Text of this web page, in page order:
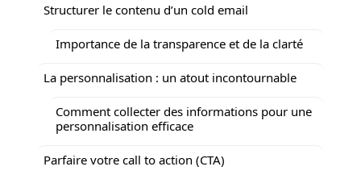
Structurer le contenu d’un cold email
Importance de la transparence et de la clarté
La personnalisation : un atout incontournable
Comment collecter des informations pour une
personnalisation efficace
Parfaire votre call to action (CTA)